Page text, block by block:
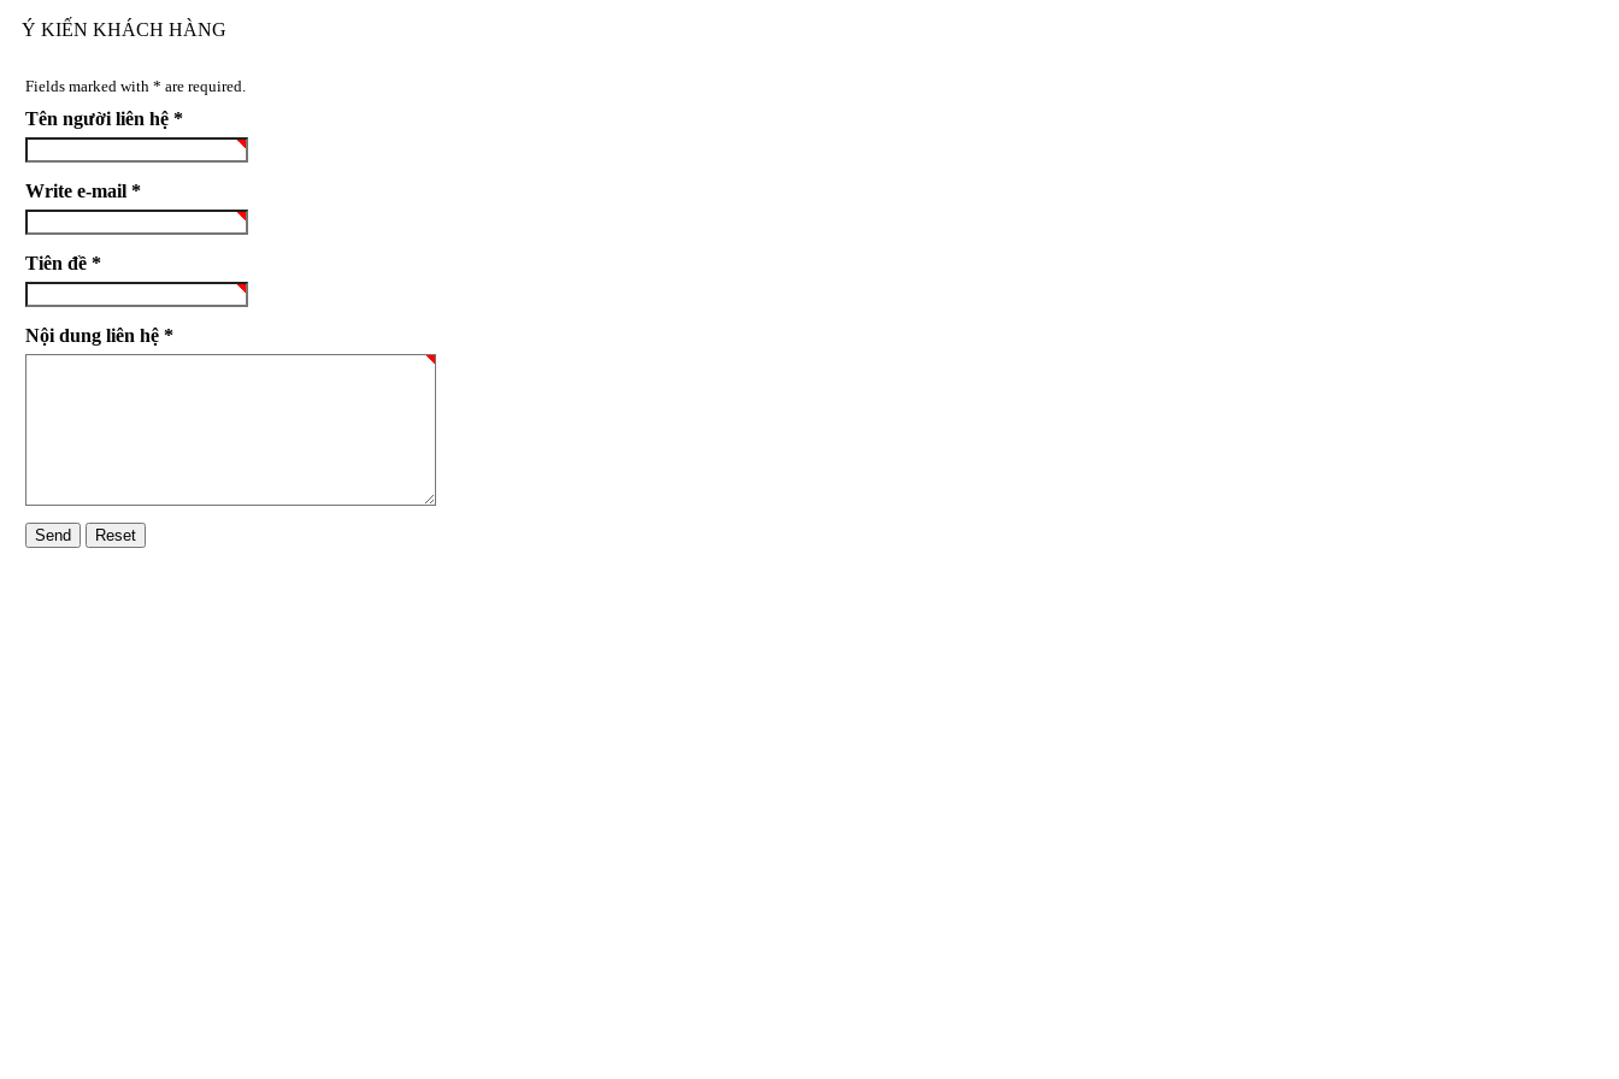
Ý KIẾN KHÁCH HÀNG
Fields marked with * are required.
Tên người liên hệ *
Write e-mail *
Tiên đề *
Nội dung liên hệ *
Send Reset